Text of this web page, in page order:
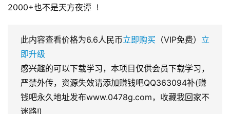
2000+也不是天方夜谭  !
此内容查看价格为6.6人民币立即购买 （VIP免费） 立
即升级
感兴趣的可以下载学习，本项目仅供会员下载学习，
严禁外传，资源失效请添加赚钱吧QQ363094补(赚
钱吧永久地址发布www.0478g.com，收藏我回家不
迷路!)